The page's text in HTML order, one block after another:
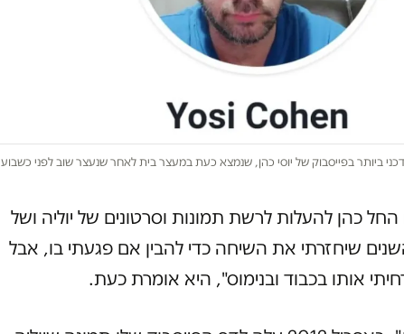
ביותר בפייסבוק של יוסי כהן, שנמצא כעת במעצר בית לאחר שנעצר שוב לפני כשבוע
כהן להעלות לרשת תמונות וסרטונים של יוליה ושל
שיחזרתי את השיחה כדי להבין אם פגעתי בו, אבל
אותו בכבוד ובנימוס", היא אומרת כעת.